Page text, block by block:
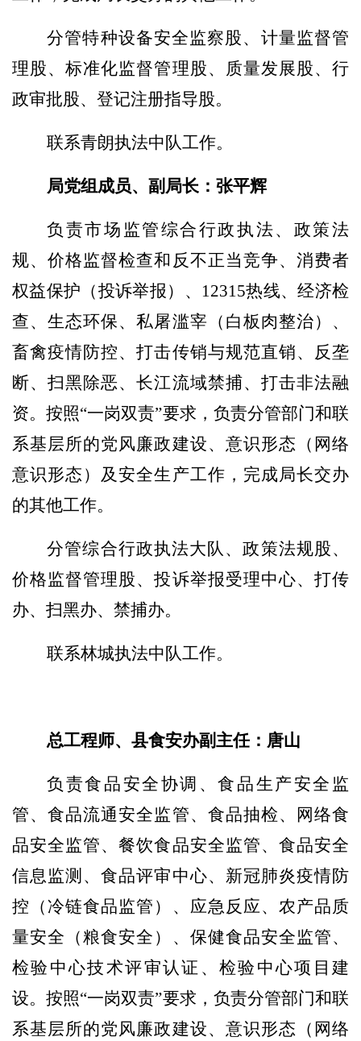
分管特种设备安全监察股、计量监督管
理股、标准化监督管理股、质量发展股、行
政审批股、登记注册指导股。
联系青朗执法中队工作。
局党组成员、副局长 ：张平辉
负责市场监管综合行政执法、政策法
规、价格监督检查和反不正当竞争、消费者
权益保护（投诉举报） 、 12315热线、经济检
查、生态环保、私屠滥宰 （ 白板肉整治） 、
畜禽疫情防控、打击传销与规范直销、反垄
断、扫黑除恶、长江流域禁捕、打击非法融
资。按照“一岗双责”要求 ， 负责分管部门和联
系基层所的党风廉政建设、意识形态（ 网络
意识形态 ） 及安全生产工作，完成局长交办
的其他工作。
分管综合行政执法大队 、政策法规股、
价格监督管理股、投诉举报受理中心、打传
办、扫黑办、禁捕办。
联系林城执法中队工作。
总工程师、县食安办副主任 ： 唐山
负责食品安全协调、食品生产安全监
管、食品流通安全监管、食品抽检、网络食
品安全监管、餐饮食品安全监管、食品安全
信息监测、食品评审中心、 新冠肺炎疫情防
控（冷链食品监管） 、应急 反应、农产品质
量安全（粮食安全 ） 、 保健食品安全监管、
检验 中心技术评审认证、检验中心项目建
设。按照“一岗双责”要求 ， 负责分管部门和联
系基层所的党风廉政建设、意识形态（ 网络